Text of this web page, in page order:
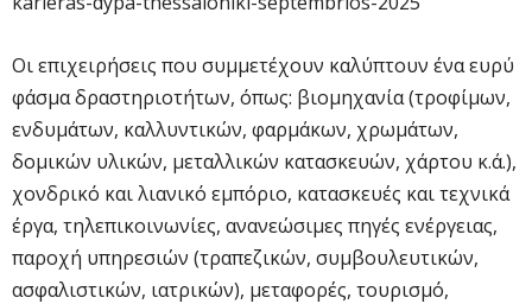
Οι επιχειρήσεις που συμμετέχουν καλύπτουν ένα ευρύ
φάσμα δραστηριοτήτων, όπως: βιομηχανία (τροφίμων,
ενδυμάτων, καλλυντικών, φαρμάκων, χρωμάτων,
δομικών υλικών, μεταλλικών κατασκευών, χάρτου κ.ά.),
χονδρικό και λιανικό εμπόριο, κατασκευές και τεχνικά
έργα, τηλεπικοινωνίες, ανανεώσιμες πηγές ενέργειας,
παροχή υπηρεσιών (τραπεζικών, συμβουλευτικών,
ασφαλιστικών, ιατρικών), μεταφορές, τουρισμό,